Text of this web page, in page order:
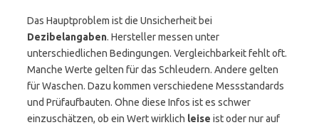
Das Hauptproblem ist die Unsicherheit bei
Dezibelangaben. Hersteller messen unter
unterschiedlichen Bedingungen. Vergleichbarkeit fehlt oft.
Manche Werte gelten für das Schleudern. Andere gelten
für Waschen. Dazu kommen verschiedene Messstandards
und Prüfaufbauten. Ohne diese Infos ist es schwer
einzuschätzen, ob ein Wert wirklich leise ist oder nur auf